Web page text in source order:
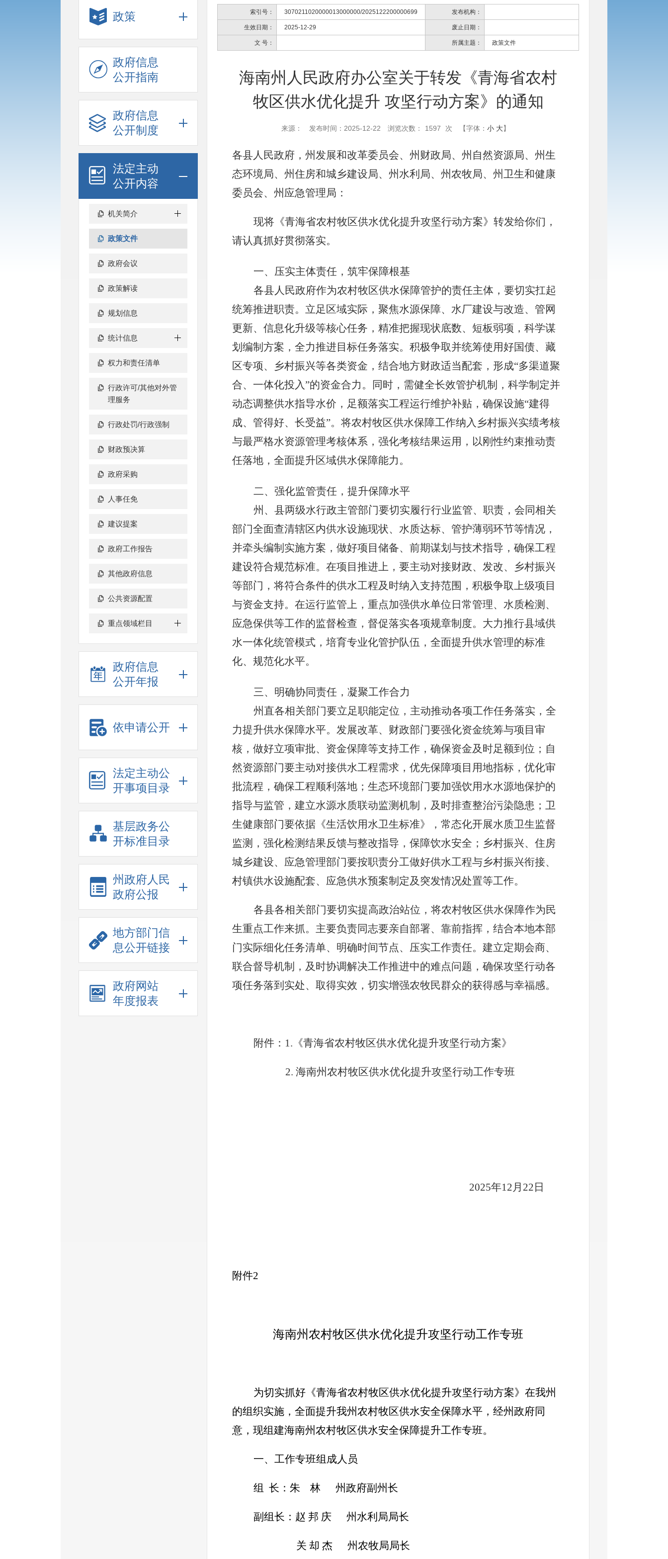
政策
政府信息
公开指南
政府信息
公开制度
法定主动
公开内容
机关简介
政策文件
政府会议
政策解读
规划信息
统计信息
权力和责任清单
行政许可/其他对外管
理服务
行政处罚/行政强制
财政预决算
政府采购
人事任免
建议提案
政府工作报告
其他政府信息
公共资源配置
重点领域栏目
政府信息
公开年报
依申请公开
法定主动公
开事项目录
基层政务公
开标准目录
州政府人民
政府公报
地方部门信
息公开链接
政府网站
年度报表
索引号： 3070211020000013000000/2025122200000699 发布机构：
生效日期： 2025-12-29 废止日期：
文 号： 所属主题： 政策文件
海南州人民政府办公室关于转发《青海省农村
牧区供水优化提升 攻坚行动方案》的通知
来源： 发布时间：2025-12-22 浏览次数： 1597 次 【字体： 小 大】
各县人民政府，州发展和改革委员会、州财政局、州自然资源局、州生
态环境局、州住房和城乡建设局、州水利局、州农牧局、州卫生和健康
委员会、州应急管理局 ：
现将《青海省农村牧区供水优化提升攻坚行动方案》转发给你们，
请认真抓好贯彻落实。
一、压实主体责任，筑牢保障根基
各县人民政府作为农村牧区供水保障管护的责任主体，要切实扛起
统筹推进职责。立足区域实际，聚焦水源保障、水厂建设与改造、管网
更新、信息化升级等核心任务，精准把握现状底数、短板弱项，科学谋
划编制方案，全力推进目标任务落实。积极争取并统筹使用好国债、藏
区专项、乡村振兴等各类资金，结合地方财政适当配套，形成“多渠道聚
合、一体化投入”的资金合力。同时，需健全长效管护机制，科学制定并
动态调整供水指导水价，足额落实工程运行维护补贴，确保设施“建得
成、管得好、长受益”。将农村牧区供水保障工作纳入乡村振兴实绩考核
与最严格水资源管理考核体系，强化考核结果运用，以刚性约束推动责
任落地，全面提升区域供水保障能力。
二、强化监管责任，提升保障水平
州、县两级水行政主管部门要切实履行行业监管、职责，会同相关
部门全面查清辖区内供水设施现状、水质达标、管护薄弱环节等情况，
并牵头编制实施方案，做好项目储备、前期谋划与技术指导，确保工程
建设符合规范标准。 在项目推进上， 要主动对接财政、发改、乡村振兴
等部门，将符合条件的供水工程及时纳入支持范围，积极争取上级项目
与资金支持。 在运行监管上， 重点加强供水单位日常管理、水质检测、
应急保供等工作的监督检查，督促落实各项规章制度。大力推行县域供
水一体化统管模式，培育专业化管护队伍，全面提升供水管理的标准
化、规范化水平。
三、明确协同责任，凝聚工作合力
州直各相关部门要立足职能定位，主动推动各项工作任务落实，全
力提升供水保障水平。发展改革、财政部门要强化资金统筹与项目审
核，做好立项审批、资金保障等支持工作，确保资金及时足额到位；自
然资源部门要主动对接供水工程需求，优先保障项目用地指标，优化审
批流程，确保工程顺利落地；生态环境部门要加强饮用水水源地保护的
指导与监管，建立水源水质联动监测机制，及时排查整治污染隐患；卫
生健康部门要依据《生活饮用水卫生标准》，常态化开展水质卫生监督
监测，强化检测结果反馈与整改指导，保障饮水安全；乡村振兴、住房
城乡建设、应急管理部门要按职责分工做好供水工程与乡村振兴衔接、
村镇供水设施配套、应急供水预案制定及突发情况处置等工作。
各县各相关部门要切实提高政治站位，将农村牧区供水保障作为民
生重点工作来抓。主要负责同志要亲自部署、靠前指挥，结合本地本部
门实际细化任务清单、明确时间节点、压实工作责任。建立定期会商、
联合督导机制，及时协调解决工作推进中的难点问题，确保攻坚行动各
项任务落到实处、取得实效，切实增强农牧民群众的获得感与幸福感。
附件： 1. 《青海省农村牧区供水优化提升攻坚行动方案》
2. 海南州农村牧区供水优化提升攻坚行动工作专班
2025年12月 22 日
附件2
海南州农村牧区供水优化提升攻坚行动工作专班
为切实抓好《青海省农村牧区供水优化提升攻坚行动方案》在我州
的组织实施，全面提升我州农村牧区供水安全保障水平， 经州政府同
意，现组建海南州农村牧区供水安全保障提升工作专班。
一、工作专班组成人员
组 长：朱 林 州政府副州长
副组长：赵 邦 庆 州水利局局长
关 却 杰 州农牧局局长